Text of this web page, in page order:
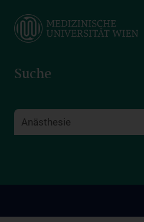
main
Suche